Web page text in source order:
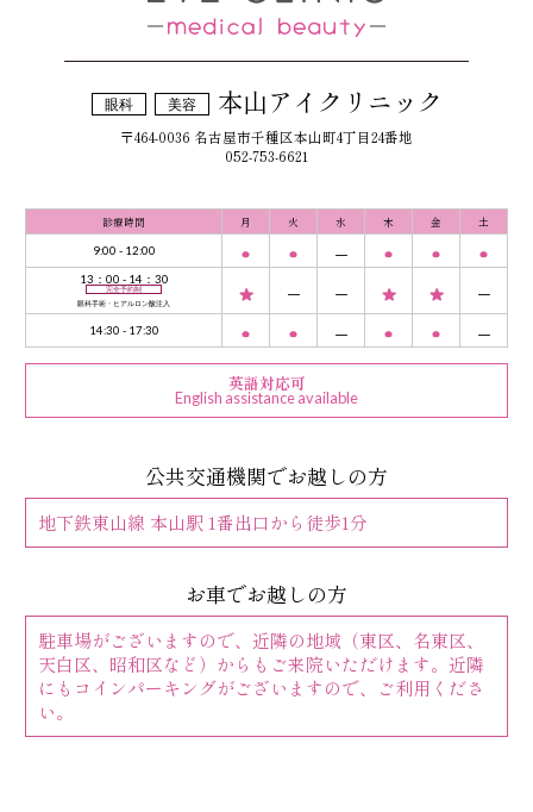
眼科 美容 本山アイクリニック
〒464-0036 名古屋市千種区本山町4丁目24番地
052-753-6621
診療時間 月 火 水 木 金 土
9:00 - 12:00
13：00 - 14：30
完全予約制
眼科手術・ヒアルロン酸注入
14:30 - 17:30
英語対応可
English assistance available
公共交通機関でお越しの方
地下鉄東山線 本山駅 1番出口から徒歩1分
お車でお越しの方
駐車場がございますので、近隣の地域（東区、名東区、
天白区、昭和区など）からもご来院いただけます。近隣
にもコインパーキングがございますので、ご利用くださ
い。